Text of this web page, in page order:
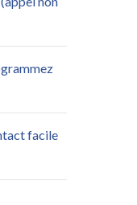
facile